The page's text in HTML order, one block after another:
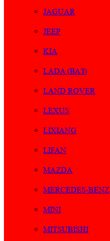
JAGUAR
JEEP
KIA
LADA (ВАЗ)
LAND ROVER
LEXUS
LIXIANG
LIFAN
MAZDA
MERCEDES-BENZ
MINI
MITSUBISHI